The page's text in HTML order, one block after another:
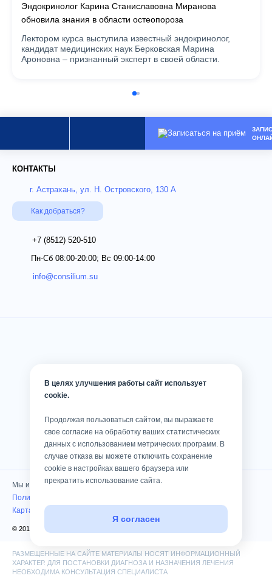
Эндокринолог Карина Станиславовна Миранова
обновила знания в области остеопороза
Лектором курса выступила известный эндокринолог,
кандидат медицинских наук Берковская Марина
Ароновна – признанный эксперт в своей области.
КОНТАКТЫ
г. Астрахань, ул. Н. Островского, 130 А
Как добраться?
+7 (8512) 520-510
Пн-Сб 08:00-20:00; Вс 09:00-14:00
info@consilium.su
Мы используем cookies
Политика конфиденциальности
Карта сайта
© 2010 — 2026 Клиника «Консилиум». Все права защищены
РАЗМЕЩЕННЫЕ НА САЙТЕ МАТЕРИАЛЫ НОСЯТ ИНФОРМАЦИОННЫЙ
ХАРАКТЕР. ДЛЯ ПОСТАНОВКИ ДИАГНОЗА И НАЗНАЧЕНИЯ ЛЕЧЕНИЯ
НЕОБХОДИМА КОНСУЛЬТАЦИЯ СПЕЦИАЛИСТА
В целях улучшения работы сайт использует
cookie.
Продолжая пользоваться сайтом, вы выражаете
свое согласие на обработку ваших статистических
данных с использованием метрических программ. В
случае отказа вы можете отключить сохранение
cookie в настройках вашего браузера или
прекратить использование сайта.
Я согласен